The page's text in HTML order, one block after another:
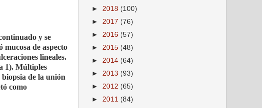
y se
de aspecto
lineales.
1). Múltiples
de la unión
como
► 2018 (100)
► 2017 (76)
► 2016 (57)
► 2015 (48)
► 2014 (64)
► 2013 (93)
► 2012 (65)
► 2011 (84)